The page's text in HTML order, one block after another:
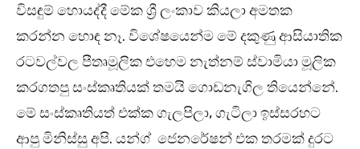
විසඳුම් හොයද්දී මේක ශ්‍රී ලංකාව කියලා අමතක
කරන්න හොඳ නෑ. විශේෂයෙන්ම මේ දකුණු ආසියාතික
රටවල්වල පීතෘමූලික එහෙම නැත්නම් ස්වාමියා මූලික
කරගතපු සංස්කෘතියක් තමයි ගොඩනැගිල තියෙන්නේ.
මේ සංස්කෘතියත් එක්ක ගැලපිලා, ගැටිලා ඉස්සරහට
ආපු මිනිස්සු අපි. යන්ග් ජෙනරේෂන් එක තරමක් දුරට